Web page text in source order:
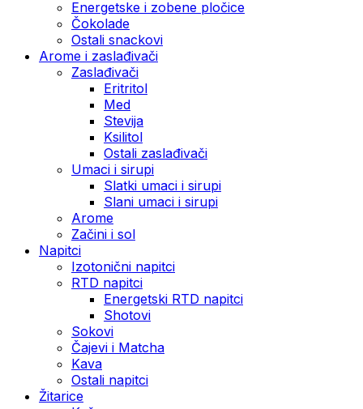
Energetske i zobene pločice
Čokolade
Ostali snackovi
Arome i zaslađivači
Zaslađivači
Eritritol
Med
Stevija
Ksilitol
Ostali zaslađivači
Umaci i sirupi
Slatki umaci i sirupi
Slani umaci i sirupi
Arome
Začini i sol
Napitci
Izotonični napitci
RTD napitci
Energetski RTD napitci
Shotovi
Sokovi
Čajevi i Matcha
Kava
Ostali napitci
Žitarice